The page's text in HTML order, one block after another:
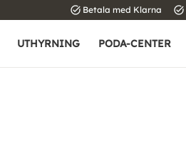
task_alt Betala med Klarna task_alt
UTHYRNING PODA-CENTER